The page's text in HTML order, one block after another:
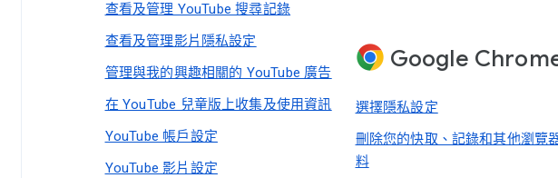
查看及管理 YouTube 搜尋記錄
查看及管理影片隱私設定
管理與我的興趣相關的 YouTube 廣告
在 YouTube 兒童版上收集及使用資訊
YouTube 帳戶設定
YouTube 影片設定
Google
選擇隱私設定
刪除您的快取、記錄和其他瀏覽
料